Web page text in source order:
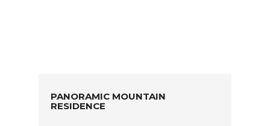
PANORAMIC MOUNTAIN
RESIDENCE